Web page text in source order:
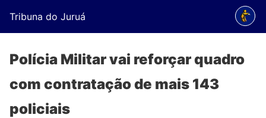
Tribuna do Juruá
Polícia Militar vai reforçar quadro
com contratação de mais 143
policiais